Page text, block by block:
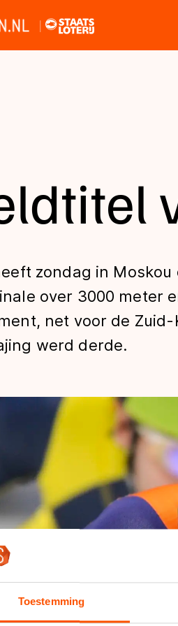
Toestemming
historie
op
Spelen
zondag in
over 3000 meter
net voor de Zuid-
werd derde.